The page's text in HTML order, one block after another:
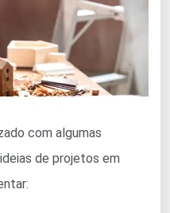
com algumas
de projetos em